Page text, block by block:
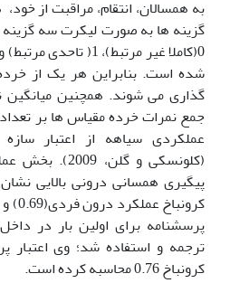
به همسالان، انتقام، مراقبت از
گزینه ها به صورت لیکرت سه
گذاری می شوند. همچنین
جمع نمرات خرده مقیاس ها بر
عملکردی سیاهه از اعتبار
(کلونسکی و
ترجمه و استفاده شد؛ وی اعتبار
کرونباخ 0.76 محاسبه کرده است.